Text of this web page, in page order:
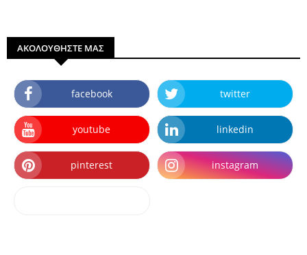
ΑΚΟΛΟΥΘΗΣΤΕ ΜΑΣ
facebook twitter
youtube linkedin
pinterest instagram